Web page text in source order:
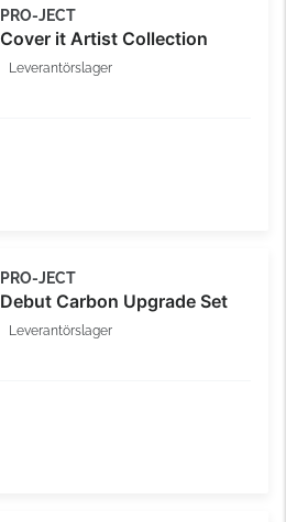
PRO-JECT
Cover it Artist Collection
Leverantörslager
PRO-JECT
Debut Carbon Upgrade Set
Leverantörslager